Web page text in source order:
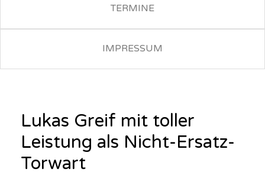
TERMINE
IMPRESSUM
Lukas Greif mit toller
Leistung als Nicht-Ersatz-
Torwart